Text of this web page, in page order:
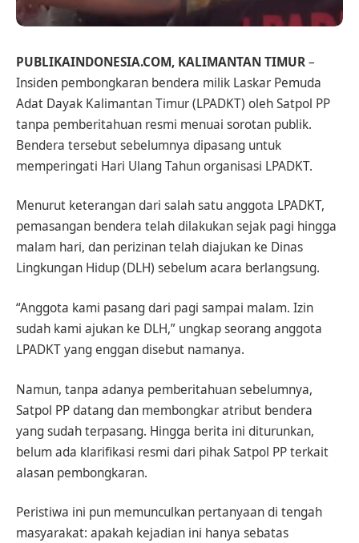
PUBLIKAINDONESIA.COM, KALIMANTAN TIMUR–
Insiden pembongkaran bendera milik Laskar Pemuda
Adat Dayak Kalimantan Timur (LPADKT) oleh Satpol PP
tanpa pemberitahuan resmi menuai sorotan publik.
Bendera tersebut sebelumnya dipasang untuk
memperingati Hari Ulang Tahun organisasi LPADKT.
Menurut keterangan dari salah satu anggota LPADKT,
pemasangan bendera telah dilakukan sejak pagi hingga
malam hari, dan perizinan telah diajukan ke Dinas
Lingkungan Hidup (DLH) sebelum acara berlangsung.
“Anggota kami pasang dari pagi sampai malam. Izin
sudah kami ajukan ke DLH,” ungkap seorang anggota
LPADKT yang enggan disebut namanya.
Namun, tanpa adanya pemberitahuan sebelumnya,
Satpol PP datang dan membongkar atribut bendera
yang sudah terpasang. Hingga berita ini diturunkan,
belum ada klarifikasi resmi dari pihak Satpol PP terkait
alasan pembongkaran.
Peristiwa ini pun memunculkan pertanyaan di tengah
masyarakat: apakah kejadian ini hanya sebatas